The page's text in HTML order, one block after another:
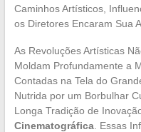
Caminhos Artísticos,
os Diretores Encaram Sua
As Revoluções Artísticas
Moldam Profundamente a
Contadas na Tela do
Nutrida por um Borbulhar
Longa Tradição de
Cinematográfica. Essas